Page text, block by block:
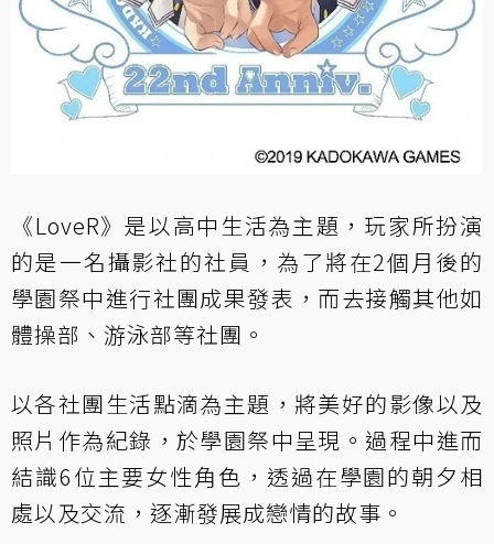
《LoveR》是以高中生活為主題，玩家所扮演
的是一名攝影社的社員，為了將在2個月後的
學園祭中進行社團成果發表，而去接觸其他如
體操部、游泳部等社團。
以各社團生活點滴為主題，將美好的影像以及
照片作為紀錄，於學園祭中呈現。過程中進而
結識6位主要女性角色，透過在學園的朝夕相
處以及交流，逐漸發展成戀情的故事。